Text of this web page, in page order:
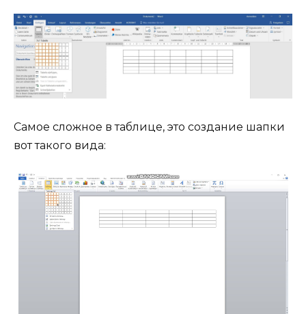
Самое сложное в таблице, это создание шапки
вот такого вида: